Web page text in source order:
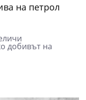
на петрол
добивът на